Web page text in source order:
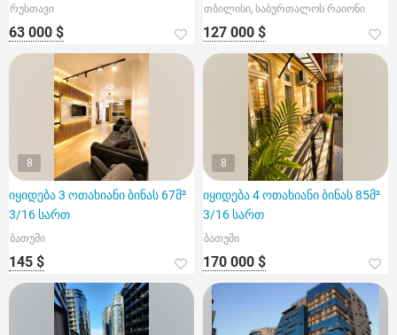
რუსთავი
63 000 $
თბილისი, საბურთალოს რაიონი
127 000 $
8
იყიდება 3 ოთახიანი ბინას 67მ²
3/16 სართ
ბათუმი
145 $
8
იყიდება 4 ოთახიანი ბინას 85მ²
3/16 სართ
ბათუმი
170 000 $